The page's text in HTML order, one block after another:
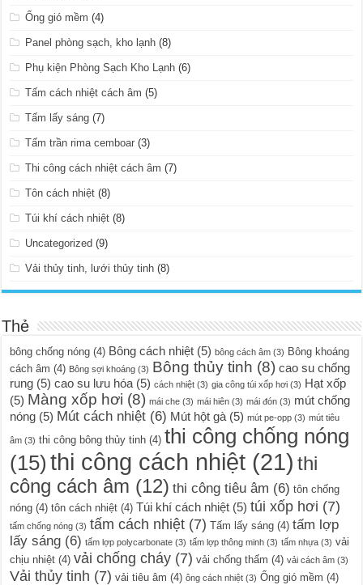
Ống gió mềm (4)
Panel phòng sạch, kho lạnh (8)
Phụ kiện Phòng Sạch Kho Lạnh (6)
Tấm cách nhiệt cách âm (5)
Tấm lấy sáng (7)
Tấm trần rima cemboar (3)
Thi công cách nhiệt cách âm (7)
Tôn cách nhiệt (8)
Túi khí cách nhiệt (8)
Uncategorized (9)
Vải thủy tinh, lưới thủy tinh (8)
Thẻ
bông chống nóng (4) Bông cách nhiệt (5) bông cách âm (3) Bông khoáng
cách âm (4) Bông sợi khoáng (3) Bông thủy tinh (8) cao su chống
rung (5) cao su lưu hóa (5) cách nhiệt (3) gia công túi xốp hơi (3) Hạt xốp
(5) Màng xốp hơi (8) mái che (3) mái hiên (3) mái đón (3) mút chống
nóng (5) Mút cách nhiệt (6) Mút hột gà (5) mút pe-opp (3) mút tiêu
âm (3) thi công bông thủy tinh (4) thi công chống nóng
(15) thi công cách nhiệt (21) thi
công cách âm (12) thi công tiêu âm (6) tôn chống
nóng (4) tôn cách nhiệt (4) Túi khí cách nhiệt (5) túi xốp hơi (7)
tấm chống nóng (3) tấm cách nhiệt (7) Tấm lấy sáng (4) tấm lợp
lấy sáng (6) tấm lợp polycarbonate (3) tấm lợp thông minh (3) tấm nhựa (3) vải
chịu nhiệt (4) vải chống cháy (7) vải chống thấm (4) vải cách âm (3)
Vải thủy tinh (7) vải tiêu âm (4) ông cách nhiệt (3) Ống gió mềm (4)